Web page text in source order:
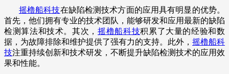
摇橹船科技在缺陷检测技术方面的应用具有明显的优势。
首先，他们拥有专业的技术团队，能够研发和应用最新的缺陷
检测算法和技术。其次，摇橹船科技积累了大量的经验和数
据，为故障排除和维护提供了强有力的支持。此外， 摇橹船科
技注重持续创新和技术研发，不断提升缺陷检测技术的应用效
果和性能。